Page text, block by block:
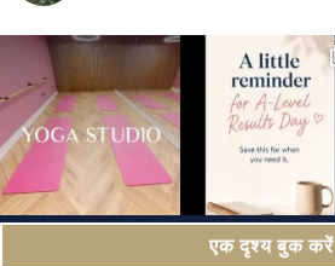
एक दृश्य बुक करें